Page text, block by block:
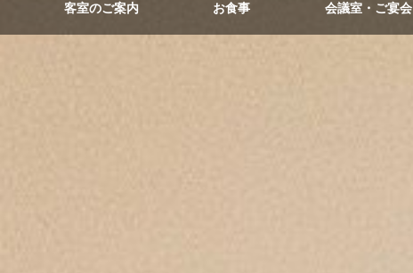
客室のご案内 お食事 会議室・ご宴会